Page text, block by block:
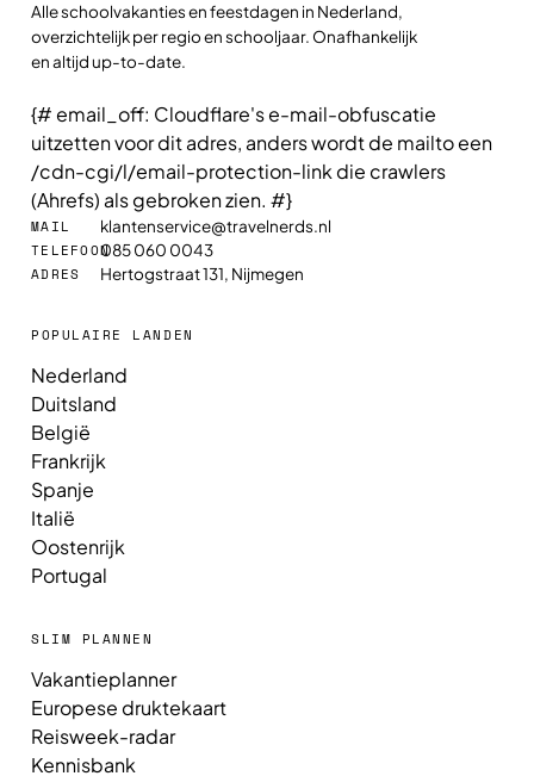
Alle schoolvakanties en feestdagen in Nederland,
overzichtelijk per regio en schooljaar. Onafhankelijk
en altijd up-to-date.
{# email_off: Cloudflare's e-mail-obfuscatie
uitzetten voor dit adres, anders wordt de mailto een
/cdn-cgi/l/email-protection-link die crawlers
(Ahrefs) als gebroken zien. #}
MAIL klantenservice@travelnerds.nl
TELEFOON085 060 0043
ADRES Hertogstraat 131, Nijmegen
POPULAIRE LANDEN
Nederland
Duitsland
België
Frankrijk
Spanje
Italië
Oostenrijk
Portugal
SLIM PLANNEN
Vakantieplanner
Europese druktekaart
Reisweek-radar
Kennisbank